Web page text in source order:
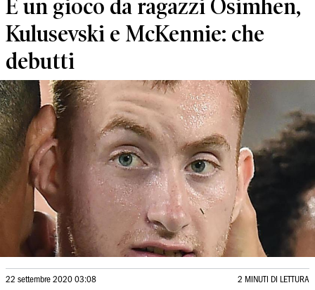
È un gioco da ragazzi Osimhen,
Kulusevski e McKennie: che
debutti
22 settembre 2020 03:08 2 MINUTI DI LETTURA